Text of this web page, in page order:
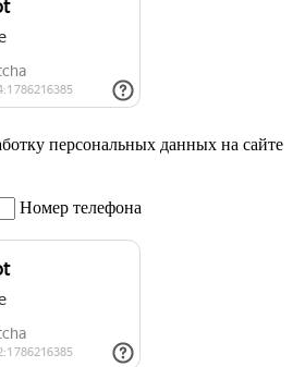
персональных данных на сайте
Номер телефона